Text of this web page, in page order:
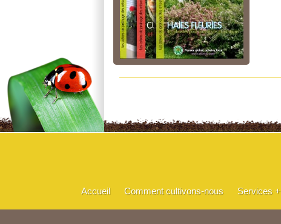
Accueil Comment cultivons-nous Services +